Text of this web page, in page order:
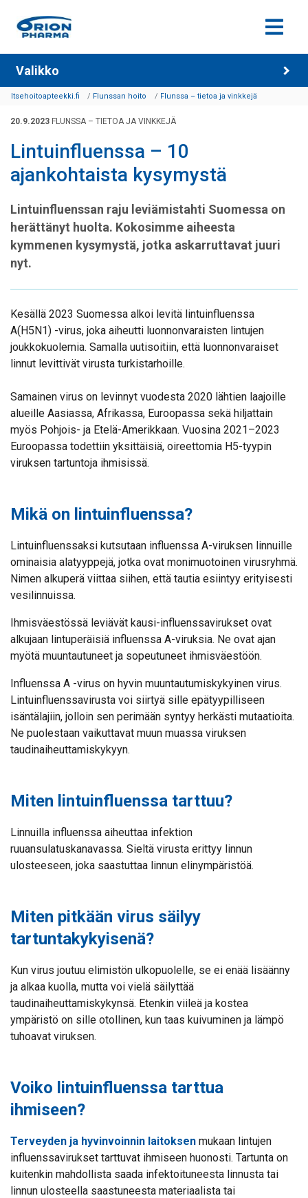
Siirry sisältöön
Valikko
Itsehoitoapteekki.fi Flunssan hoito Flunssa – tietoa ja vinkkejä
20.9.2023 FLUNSSA – TIETOA JA VINKKEJÄ
Lintuinfluenssa – 10
ajankohtaista kysymystä
Lintuinfluenssan raju leviämistahti Suomessa on
herättänyt huolta. Kokosimme aiheesta
kymmenen kysymystä, jotka askarruttavat juuri
nyt.
Kesällä 2023 Suomessa alkoi levitä lintuinfluenssa
A(H5N1) -virus, joka aiheutti luonnonvaraisten lintujen
joukkokuolemia. Samalla uutisoitiin, että luonnonvaraiset
linnut levittivät virusta turkistarhoille.
Samainen virus on levinnyt vuodesta 2020 lähtien laajoille
alueille Aasiassa, Afrikassa, Euroopassa sekä hiljattain
myös Pohjois- ja Etelä-Amerikkaan. Vuosina 2021–2023
Euroopassa todettiin yksittäisiä, oireettomia H5-tyypin
viruksen tartuntoja ihmisissä.
Mikä on lintuinfluenssa?
Lintuinfluenssaksi kutsutaan influenssa A-viruksen linnuille
ominaisia alatyyppejä, jotka ovat monimuotoinen virusryhmä.
Nimen alkuperä viittaa siihen, että tautia esiintyy erityisesti
vesilinnuissa.
Ihmisväestössä leviävät kausi-influenssavirukset ovat
alkujaan lintuperäisiä influenssa A-viruksia. Ne ovat ajan
myötä muuntautuneet ja sopeutuneet ihmisväestöön.
Influenssa A -virus on hyvin muuntautumiskykyinen virus.
Lintuinfluenssavirusta voi siirtyä sille epätyypilliseen
isäntälajiin, jolloin sen perimään syntyy herkästi mutaatioita.
Ne puolestaan vaikuttavat muun muassa viruksen
taudinaiheuttamiskykyyn.
Miten lintuinfluenssa tarttuu?
Linnuilla influenssa aiheuttaa infektion
ruuansulatuskanavassa. Sieltä virusta erittyy linnun
ulosteeseen, joka saastuttaa linnun elinympäristöä.
Miten pitkään virus säilyy
tartuntakykyisenä?
Kun virus joutuu elimistön ulkopuolelle, se ei enää lisäänny
ja alkaa kuolla, mutta voi vielä säilyttää
taudinaiheuttamiskykynsä. Etenkin viileä ja kostea
ympäristö on sille otollinen, kun taas kuivuminen ja lämpö
tuhoavat viruksen.
Voiko lintuinfluenssa tarttua
ihmiseen?
Terveyden ja hyvinvoinnin laitoksen mukaan lintujen
influenssavirukset tarttuvat ihmiseen huonosti. Tartunta on
kuitenkin mahdollista saada infektoituneesta linnusta tai
linnun ulosteella saastuneesta materiaalista tai